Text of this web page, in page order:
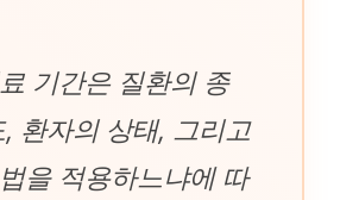
기간은 질환의 종
환자의 상태, 그리고
을 적용하느냐에 따